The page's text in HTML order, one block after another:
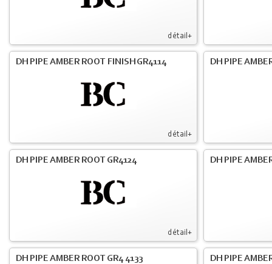
détail+
détail+
DH PIPE AMBER ROOT FINISH GR4114 DH PIPE
détail+
DH PIPE AMBER ROOT GR4124 DH PIPE
DH PIPE AMBER ROOT GR4 4133 DH PIPE